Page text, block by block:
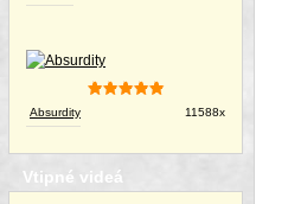
Absurdity 11588x
Vtipné videá